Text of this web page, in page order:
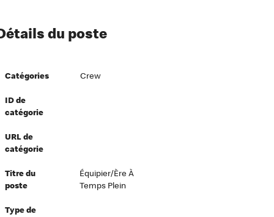
à l’égard de nos employés
directeurs
équité et inclusion
au travail
du poste
Catégories Crew
ID de
catégorie
URL de
catégorie
Titre du
poste
Équipier/ère À
Temps Plein
Type de